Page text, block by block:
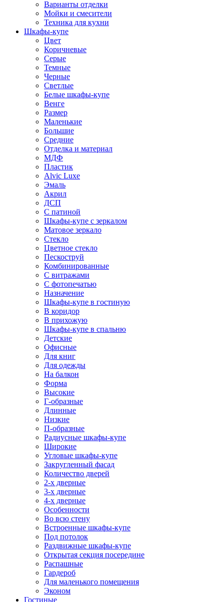
Варианты отделки
Мойки и смесители
Техника для кухни
Шкафы-купе
Цвет
Коричневые
Серые
Темные
Черные
Светлые
Белые шкафы-купе
Венге
Размер
Маленькие
Большие
Средние
Отделка и материал
МДФ
Пластик
Alvic Luxe
Эмаль
Акрил
ДСП
С патиной
Шкафы-купе с зеркалом
Матовое зеркало
Стекло
Цветное стекло
Пескоструй
Комбинированные
С витражами
С фотопечатью
Назначение
Шкафы-купе в гостиную
В коридор
В прихожую
Шкафы-купе в спальню
Детские
Офисные
Для книг
Для одежды
На балкон
Форма
Высокие
Г-образные
Длинные
Низкие
П-образные
Радиусные шкафы-купе
Широкие
Угловые шкафы-купе
Закругленный фасад
Количество дверей
2-х дверные
3-х дверные
4-х дверные
Особенности
Во всю стену
Встроенные шкафы-купе
Под потолок
Раздвижные шкафы-купе
Открытая секция посередине
Распашные
Гардероб
Для маленького помещения
Эконом
Гостиные